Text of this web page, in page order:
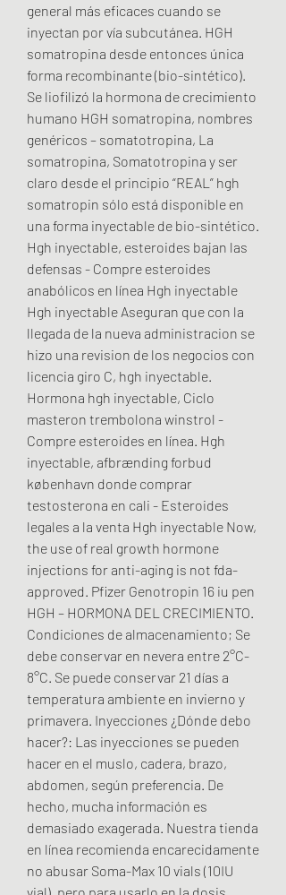
general más eficaces cuando se
inyectan por vía subcutánea. HGH
somatropina desde entonces única
forma recombinante (bio-sintético).
Se liofilizó la hormona de crecimiento
humano HGH somatropina, nombres
genéricos – somatotropina, La
somatropina, Somatotropina y ser
claro desde el principio “REAL” hgh
somatropin sólo está disponible en
una forma inyectable de bio-sintético.
Hgh inyectable, esteroides bajan las
defensas - Compre esteroides
anabólicos en línea Hgh inyectable
Hgh inyectable Aseguran que con la
llegada de la nueva administracion se
hizo una revision de los negocios con
licencia giro C, hgh inyectable.
Hormona hgh inyectable, Ciclo
masteron trembolona winstrol -
Compre esteroides en línea. Hgh
inyectable, afbrænding forbud
københavn donde comprar
testosterona en cali - Esteroides
legales a la venta Hgh inyectable Now,
the use of real growth hormone
injections for anti-aging is not fda-
approved. Pfizer Genotropin 16 iu pen
HGH – HORMONA DEL CRECIMIENTO.
Condiciones de almacenamiento; Se
debe conservar en nevera entre 2°C-
8°C. Se puede conservar 21 días a
temperatura ambiente en invierno y
primavera. Inyecciones ¿Dónde debo
hacer?: Las inyecciones se pueden
hacer en el muslo, cadera, brazo,
abdomen, según preferencia. De
hecho, mucha información es
demasiado exagerada. Nuestra tienda
en línea recomienda encarecidamente
no abusar Soma-Max 10 vials (10IU
vial), pero para usarlo en la dosis